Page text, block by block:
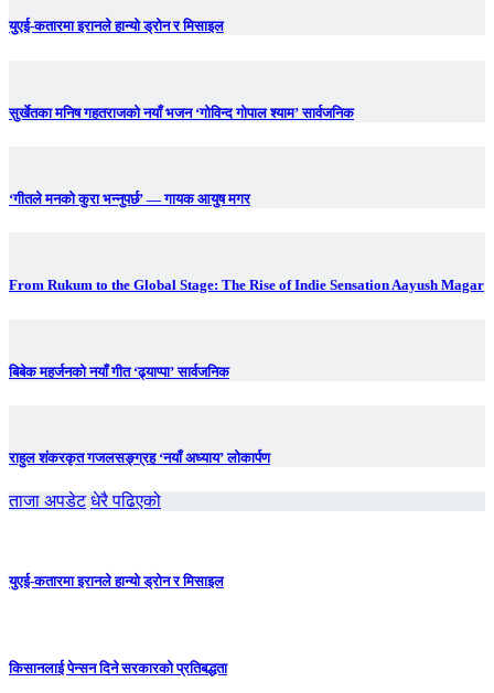
युएई-कतारमा इरानले हान्यो ड्रोन र मिसाइल
सुर्खेतका मनिष गहतराजको नयाँ भजन ‘गोविन्द गोपाल श्याम’ सार्वजनिक
‘गीतले मनको कुरा भन्नुपर्छ’ — गायक आयुष मगर
From Rukum to the Global Stage: The Rise of Indie Sensation Aayush Magar
बिबेक महर्जनको नयाँ गीत ‘ढ्याप्पा’ सार्वजनिक
राहुल शंकरकृत गजलसङ्ग्रह ‘नयाँ अध्याय’ लोकार्पण
ताजा अपडेट धेरै पढिएको
युएई-कतारमा इरानले हान्यो ड्रोन र मिसाइल
किसानलाई पेन्सन दिने सरकारको प्रतिबद्धता